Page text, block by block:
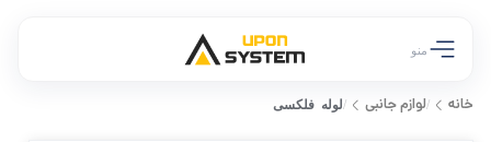
منو
خانه /لوازم جانبی /لوله فلکسی